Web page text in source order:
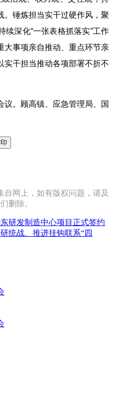
。锤炼担当实干过硬作风，聚
续深化“一张表格抓落实”工作
大事项亲自推动、重点环节亲
实干担当推动各项部署不折不
议。顾高镇、应急管理局、国
网上，如有版权问题，请及
删除。
研发制造中心项目正式签约
统战、推进挂钩联系“四